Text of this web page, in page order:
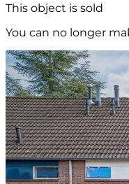
This object is sold
You can no longer